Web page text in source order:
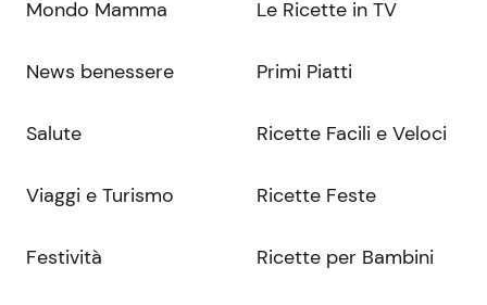
Mondo Mamma
News benessere
Salute
Viaggi e Turismo
Festività
Le Ricette in TV
Primi Piatti
Ricette Facili e Veloci
Ricette Feste
Ricette per Bambini